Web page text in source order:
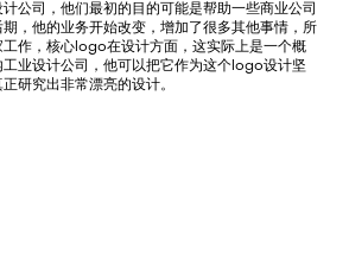
公司，他们最初的目的可能是帮助一些商业公司
，他的业务开始改变，增加了很多其他事情，所
工作，核心logo在设计方面，这实际上是一个概
业设计公司，他可以把它作为这个logo设计坚
研究出非常漂亮的设计。